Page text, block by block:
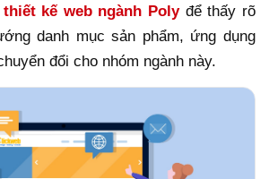
thiết kế web ngành Polyđể thấy rõ
danh mục sản phẩm, ứng dụng
đổi cho nhóm ngành này.